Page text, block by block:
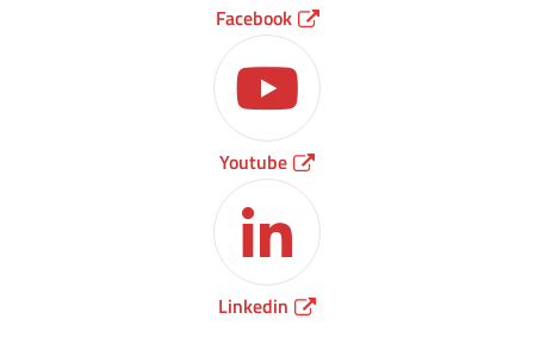
Facebook
Youtube
Linkedin